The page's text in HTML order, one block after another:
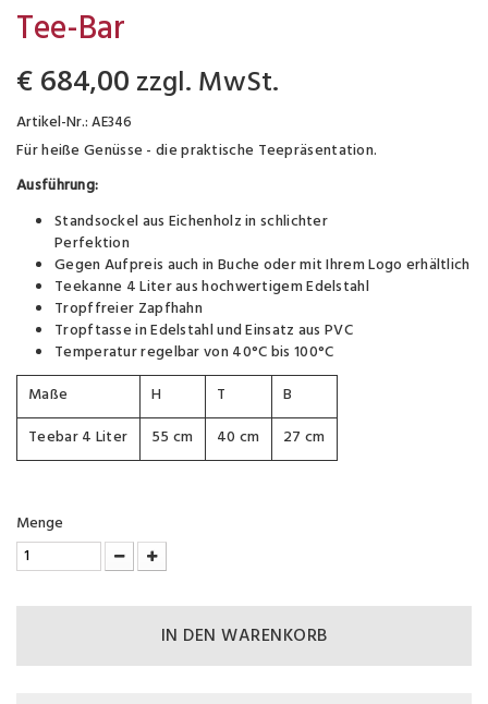
Tee-Bar
€ 684,00 zzgl. MwSt.
Artikel-Nr.:AE346
Für heiße Genüsse - die praktische Teepräsentation.
Ausführung:
Standsockel aus Eichenholz in schlichter
Perfektion
Gegen Aufpreis auch in Buche oder mit Ihrem Logo erhältlich
Teekanne 4 Liter aus hochwertigem Edelstahl
Tropffreier Zapfhahn
Tropftasse in Edelstahl und Einsatz aus PVC
Temperatur regelbar von 40°C bis 100°C
Maße
H T
B
Teebar 4 Liter
55 cm 40 cm 27 cm
Menge
IN DEN WARENKORB